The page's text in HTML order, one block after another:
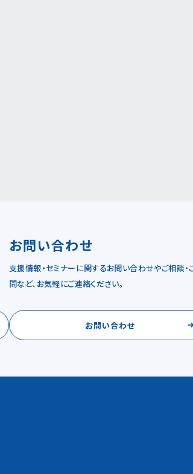
お問い合わせ
支援情報・セミナーに関するお問い合わせやご相談・
問など、お気軽にご連絡ください。
お問い合わせ